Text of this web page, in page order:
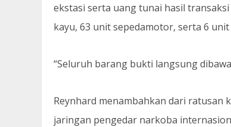
ekstasi serta uang tunai hasil
kayu, 63 unit sepedamotor, serta 6 unit
“Seluruh barang bukti langsung
Reynhard menambahkan dari ratusan
jaringan pengedar narkoba